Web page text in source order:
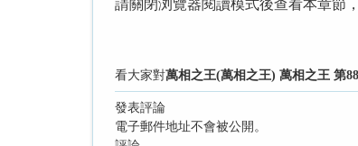
請關閉浏覽器閱讀模式後查看本章節
看大家對萬相之王(萬相之王) 萬相之王 第
發表評論
電子郵件地址不會被公開。